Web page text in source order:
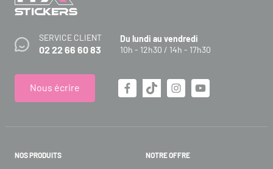
SERVICE CLIENT
02 22 66 60 83
Du lundi au vendredi
10h - 12h30 / 14h - 17h30
Nous écrire
NOS PRODUITS NOTRE OFFRE